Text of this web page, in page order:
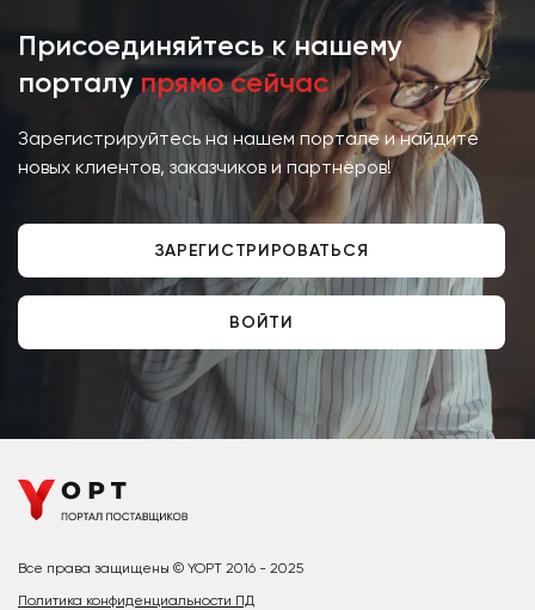
Присоединяйтесь к нашему
порталу прямо сейчас
Зарегистрируйтесь на нашем портале и найдите
новых клиентов, заказчиков и партнёров!
ЗАРЕГИСТРИРОВАТЬСЯ
ВОЙТИ
Все права защищены © YOPT 2016 - 2025
Политика конфиденциальности ПД